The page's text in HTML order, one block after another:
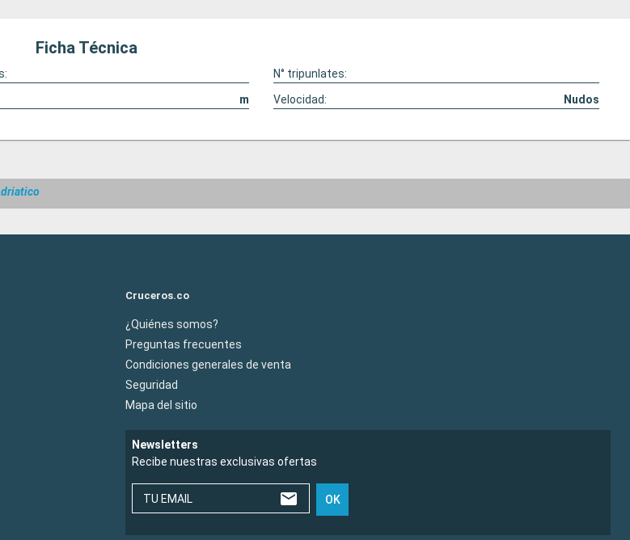
Ficha Técnica
N° tripunlates:
m Velocidad: Nudos
Cruceros.co
¿Quiénes somos?
Preguntas frecuentes
Condiciones generales de venta
Seguridad
Mapa del sitio
Newsletters
Recibe nuestras exclusivas ofertas
TU EMAIL OK